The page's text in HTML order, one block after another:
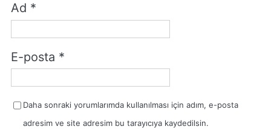
Ad *
E-posta *
Daha sonraki yorumlarımda kullanılması için adım, e-posta
adresim ve site adresim bu tarayıcıya kaydedilsin.